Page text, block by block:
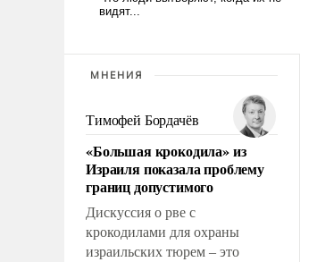
МНЕНИЯ
Тимофей Бордачёв
«Большая крокодила» из
Израиля показала проблему
границ допустимого
Дискуссия о рве с
крокодилами для охраны
израильских тюрем – это